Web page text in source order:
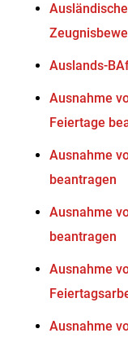
Auslands-
Ausnahme
Feiertage
Ausnahme
beantragen
Ausnahme
beantragen
Ausnahme
Ausnahme